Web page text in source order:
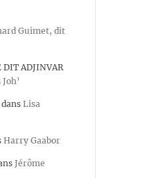
Guimet, dit
DIT ADJINVAR
Joh’
dans Lisa
Harry Gaabor
Jérôme